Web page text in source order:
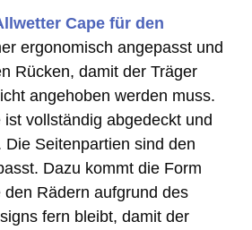
Cape für den
ergonomisch angepasst und
Rücken, damit der Träger
angehoben werden muss.
vollständig abgedeckt und
Die Seitenpartien sind den
Dazu kommt die Form
Rädern aufgrund des
fern bleibt, damit der